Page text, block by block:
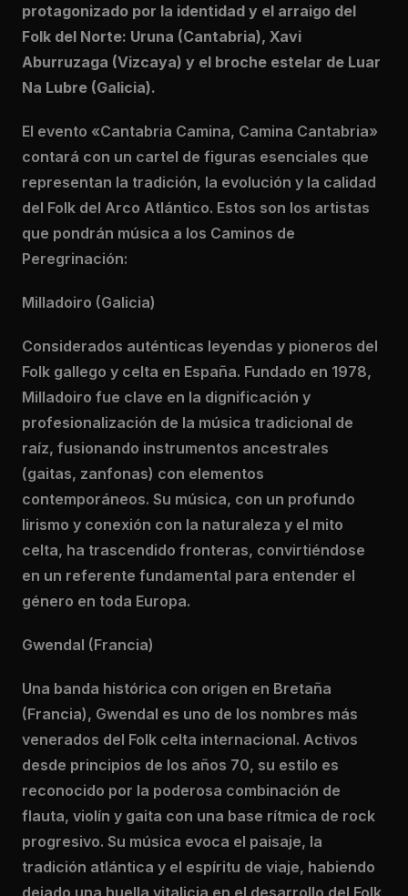
protagonizado por la identidad y el arraigo del
Folk del Norte: Uruna (Cantabria), Xavi
Aburruzaga (Vizcaya) y el broche estelar de Luar
Na Lubre (Galicia).
El evento «Cantabria Camina, Camina Cantabria»
contará con un cartel de figuras esenciales que
representan la tradición, la evolución y la calidad
del Folk del Arco Atlántico. Estos son los artistas
que pondrán música a los Caminos de
Peregrinación:
Milladoiro (Galicia)
Considerados auténticas leyendas y pioneros del
Folk gallego y celta en España. Fundado en 1978,
Milladoiro fue clave en la dignificación y
profesionalización de la música tradicional de
raíz, fusionando instrumentos ancestrales
(gaitas, zanfonas) con elementos
contemporáneos. Su música, con un profundo
lirismo y conexión con la naturaleza y el mito
celta, ha trascendido fronteras, convirtiéndose
en un referente fundamental para entender el
género en toda Europa.
Gwendal (Francia)
Una banda histórica con origen en Bretaña
(Francia), Gwendal es uno de los nombres más
venerados del Folk celta internacional. Activos
desde principios de los años 70, su estilo es
reconocido por la poderosa combinación de
flauta, violín y gaita con una base rítmica de rock
progresivo. Su música evoca el paisaje, la
tradición atlántica y el espíritu de viaje, habiendo
dejado una huella vitalicia en el desarrollo del Folk